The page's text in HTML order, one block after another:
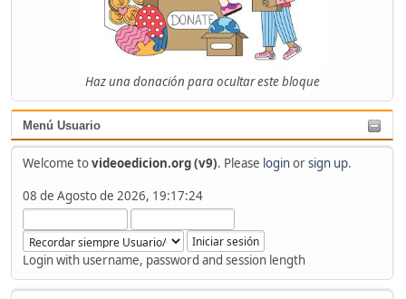
Haz una donación para ocultar este bloque
Menú Usuario
Welcome tovideoedicion.org (v9). Please loginorsign up.
08 de Agosto de 2026, 19:17:24
Login with username, password and session length